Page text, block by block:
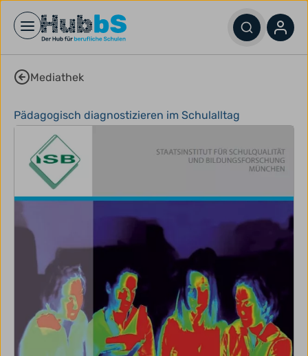
Open main menu
Mediathek
Pädagogisch diagnostizieren im Schulalltag